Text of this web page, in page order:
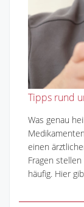
Tipps rund
Was genau
einen
Fragen
häufig. Hier